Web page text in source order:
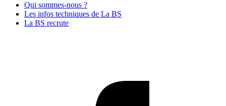
Qui sommes-nous ?
Les infos techniques de La BS
La BS recrute